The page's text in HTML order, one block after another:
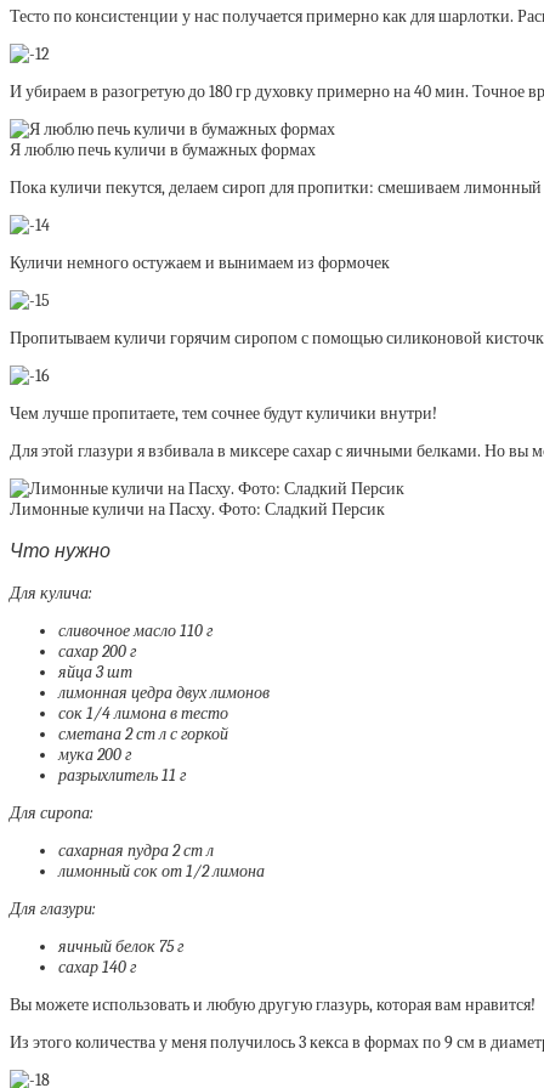
Тесто по консистенции у нас получается примерно как для шарлотки.
И убираем в разогретую до 180 гр духовку примерно на 40 мин. Точное
Я люблю печь куличи в бумажных формах
Пока куличи пекутся, делаем сироп для пропитки: смешиваем лимонный
Куличи немного остужаем и вынимаем из формочек
Пропитываем куличи горячим сиропом с помощью силиконовой
Чем лучше пропитаете, тем сочнее будут куличики внутри!
Для этой глазури я взбивала в миксере сахар с яичными белками. Но вы
Лимонные куличи на Пасху. Фото: Сладкий Персик
Что нужно
Для кулича:
сливочное масло 110 г
сахар 200 г
яйца 3 шт
лимонная цедра двух лимонов
сок 1/4 лимона в тесто
сметана 2 ст л с горкой
мука 200 г
разрыхлитель 11 г
Для сиропа:
сахарная пудра 2 ст л
лимонный сок от 1/2 лимона
Для глазури:
яичный белок 75 г
сахар 140 г
Вы можете использовать и любую другую глазурь, которая вам нравится!
Из этого количества у меня получилось 3 кекса в формах по 9 см в